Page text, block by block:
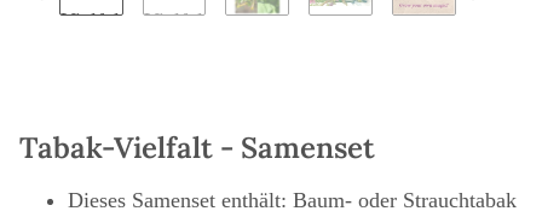
Tabak-Vielfalt - Samenset
Dieses Samenset enthält: Baum- oder Strauchtabak